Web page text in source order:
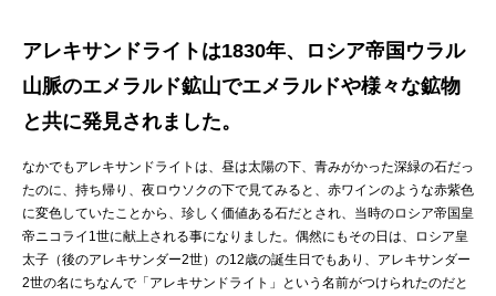
アレキサンドライトは1830年、ロシア帝国ウラル
山脈のエメラルド鉱山でエメラルドや様々な鉱物
と共に発見されました。
なかでもアレキサンドライトは、昼は太陽の下、青みがかった深緑の石だっ
たのに、持ち帰り、夜ロウソクの下で見てみると、赤ワインのような赤紫色
に変色していたことから、珍しく価値ある石だとされ、当時のロシア帝国皇
帝ニコライ1世に献上される事になりました。偶然にもその日は、ロシア皇
太子（後のアレキサンダー2世）の12歳の誕生日でもあり、アレキサンダー
2世の名にちなんで「アレキサンドライト」という名前がつけられたのだと